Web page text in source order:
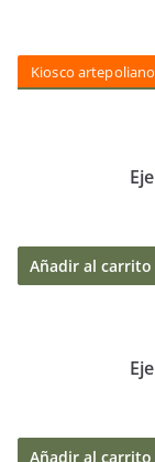
Kiosco artepoliano
Añadir al carrito
Añadir al carrito